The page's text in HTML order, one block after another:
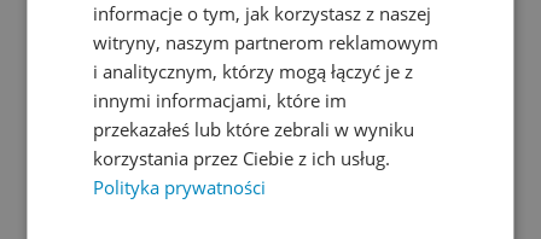
informacje o tym, jak korzystasz z naszej
witryny, naszym partnerom reklamowym
i analitycznym, którzy mogą łączyć je z
innymi informacjami, które im
przekazałeś lub które zebrali w wyniku
korzystania przez Ciebie z ich usług.
Polityka prywatności